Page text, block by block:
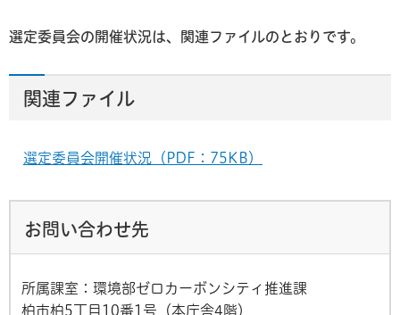
選定委員会の開催状況は、関連ファイルのとおりです。
関連ファイル
選定委員会開催状況（PDF：75KB）
お問い合わせ先
所属課室：環境部ゼロカーボンシティ推進課
柏市柏5丁目10番1号（本庁舎4階）